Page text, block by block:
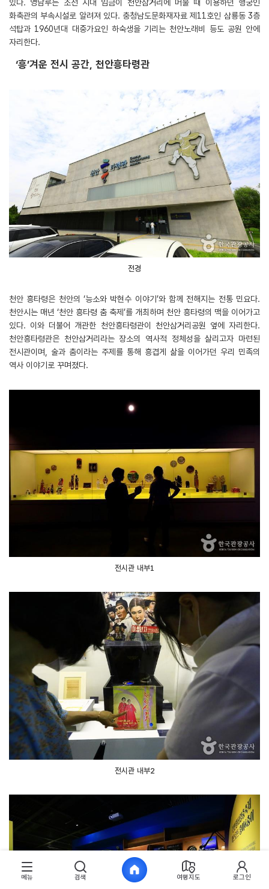
있다. 영남루는 조선 시대 임금이 천안삼거리에 머물 때 이용하던 행궁인
화축관의 부속시설로 알려져 있다. 충청남도문화재자료 제11호인 삼룡동 3층
석탑과 1960년대 대중가요인 하숙생을 기리는 천안노래비 등도 공원 안에
자리한다.
‘흥’겨운 전시 공간, 천안흥타령관
전경
천안 흥타령은 천안의 ‘능소와 박현수 이야기’와 함께 전해지는 전통 민요다.
천안시는 매년 ‘천안 흥타령 춤 축제’를 개최하며 천안 흥타령의 맥을 이어가고
있다. 이와 더불어 개관한 천안흥타령관이 천안삼거리공원 옆에 자리한다.
천안흥타령관은 천안삼거리라는 장소의 역사적 정체성을 살리고자 마련된
전시관이며, 술과 춤이라는 주제를 통해 흥겹게 삶을 이어가던 우리 민족의
역사 이야기로 꾸며졌다.
전시관 내부1
전시관 내부2
메뉴 검색 여행지도 로그인